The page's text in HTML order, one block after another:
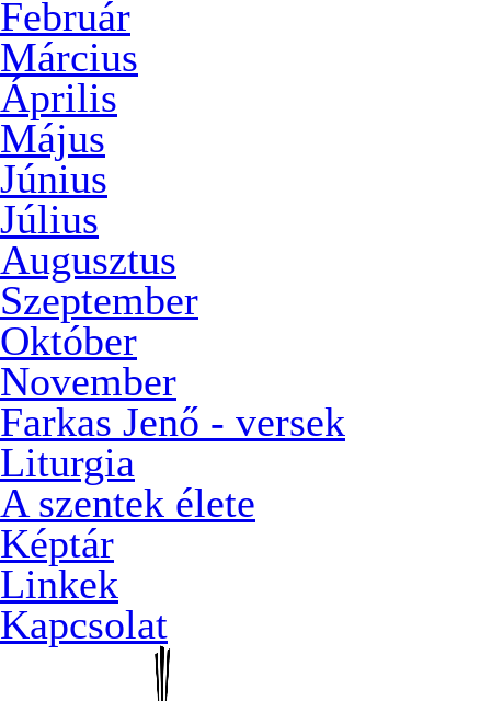
Február
Március
Április
Május
Június
Július
Augusztus
Szeptember
Október
November
Farkas Jenő - versek
Liturgia
A szentek élete
Képtár
Linkek
Kapcsolat